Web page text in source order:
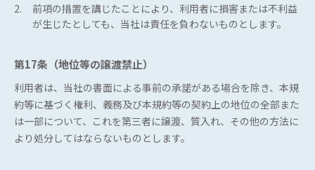
2.
前項の措置を講じたことにより、利用者に損害または不利益
が生じたとしても、当社は責任を負わないものとします。
第17条（地位等の譲渡禁止）
利用者は、当社の書面による事前の承諾がある場合を除き、本規
約等に基づく権利、義務及び本規約等の契約上の地位の全部また
は一部について、これを第三者に譲渡、質入れ、その他の方法に
より処分してはならないものとします。